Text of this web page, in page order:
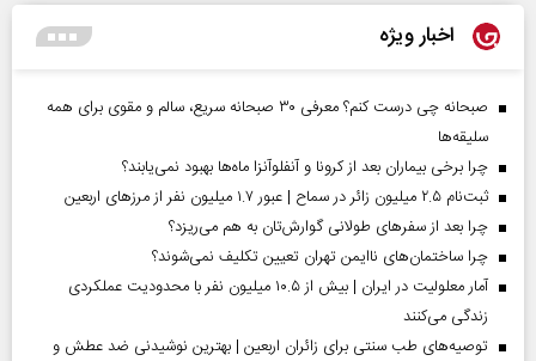
اخبار ویژه
صبحانه چی درست کنم؟ معرفی ۳۰ صبحانه سریع، سالم و مقوی برای همه
سلیقه‌ها
چرا برخی بیماران بعد از کرونا و آنفلوآنزا ماه‌ها بهبود نمی‌یابند؟
ثبت‌نام ۲.۵ میلیون زائر در سماح | عبور ۱.۷ میلیون نفر از مرز‌های اربعین
چرا بعد از سفرهای طولانی گوارش‌تان به هم می‌ریزد؟
چرا ساختمان‌های ناایمن تهران تعیین تکلیف نمی‌شوند؟
آمار معلولیت در ایران | بیش از ۱۰.۵ میلیون نفر با محدودیت عملکردی
زندگی می‌کنند
توصیه‌های طب سنتی برای زائران اربعین | بهترین نوشیدنی ضد عطش و